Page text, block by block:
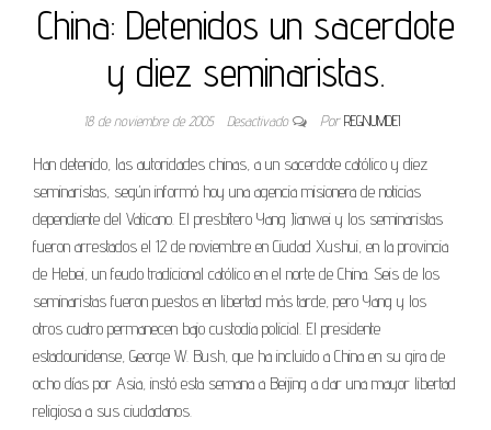
China: Detenidos un sacerdote
y diez seminaristas.
18 de noviembre de 2005 Desactivado Por REGNUMDEI
Han detenido, las autoridades chinas, a un sacerdote católico y diez
seminaristas, según informó hoy una agencia misionera de noticias
dependiente del Vaticano. El presbítero Yang Jianwei y los seminaristas
fueron arrestados el 12 de noviembre en Ciudad Xushui, en la provincia
de Hebei, un feudo tradicional católico en el norte de China. Seis de los
seminaristas fueron puestos en libertad más tarde, pero Yang y los
otros cuatro permanecen bajo custodia policial. El presidente
estadounidense, George W. Bush, que ha incluido a China en su gira de
ocho días por Asia, instó esta semana a Beijing a dar una mayor libertad
religiosa a sus ciudadanos.